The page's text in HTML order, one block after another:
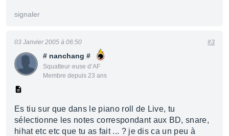
signaler
# nanchang #
Squatteur·euse d’AF
Membre depuis 23 ans
03 Janvier 2005 à 06:50 #3
Es tiu sur que dans le piano roll de Live, tu
sélectionne les notes correspondant aux BD, snare,
hihat etc etc que tu as fait ... ? je dis ca un peu à